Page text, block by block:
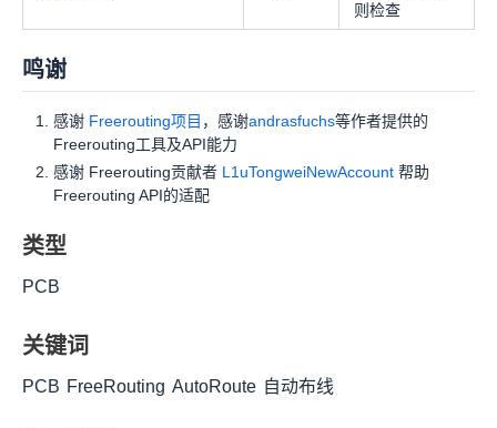
则检查
鸣谢
感谢 Freerouting项目 ，感谢andrasfuchs等作者提供的
Freerouting工具及API能力
感谢 Freerouting贡献者 L1uTongweiNewAccount 帮助
Freerouting API的适配
类型
PCB
关键词
PCB FreeRouting AutoRoute 自动布线